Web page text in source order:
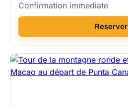
Confirmation immediate
Reserver